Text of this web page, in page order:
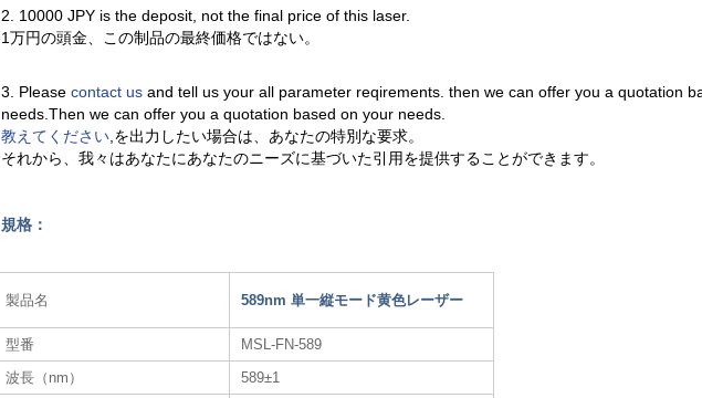
2. 10000 JPY is the deposit, not the final price of this laser.
1万円の頭金、この制品の最終価格ではない。
3. Pleasecontact usand tell us your all parameter reqirements. then we can offer you a quotation
needs.Then we can offer you a quotation based on your needs.
教えてください ,を出力したい場合は、あなたの特別な要求。
それから、我々はあなたにあなたのニーズに基づいた引用を提供することができます。
規格：
製品名 589nm 単一縦モード黄色レーザー
型番
MSL-FN-589
波長（nm）
589±1